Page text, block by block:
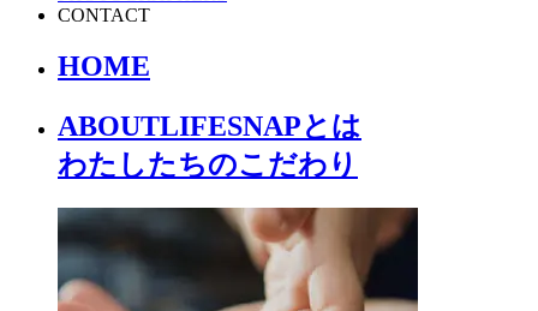
CONTACT
HOME
ABOUTLIFESNAPとは
わたしたちのこだわり